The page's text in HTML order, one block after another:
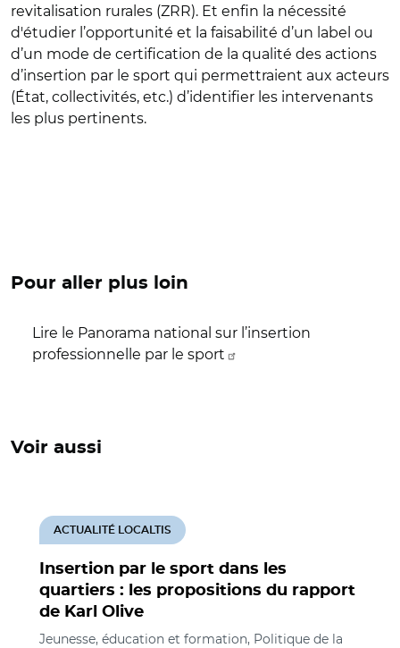
revitalisation rurales (ZRR). Et enfin la nécessité
d'étudier l’opportunité et la faisabilité d’un label ou
d’un mode de certification de la qualité des actions
d’insertion par le sport qui permettraient aux acteurs
(État, collectivités, etc.) d’identifier les intervenants
les plus pertinents.
Pour aller plus loin
Lire le Panorama national sur l’insertion
professionnelle par le sport
Voir aussi
Insertion par le sport dans les
quartiers : les propositions du rapport
de Karl Olive
ACTUALITÉ LOCALTIS
Jeunesse, éducation et formation, Politique de la